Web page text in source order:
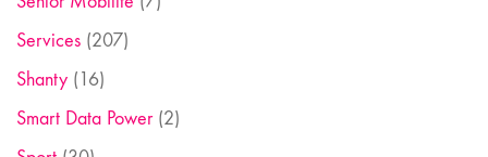
Services (207)
Shanty (16)
Smart Data Power(2)